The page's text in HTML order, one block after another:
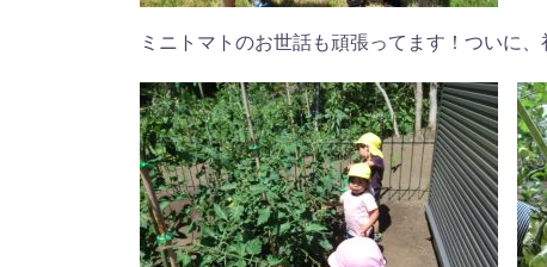
ミニトマトのお世話も頑張ってます！ついに